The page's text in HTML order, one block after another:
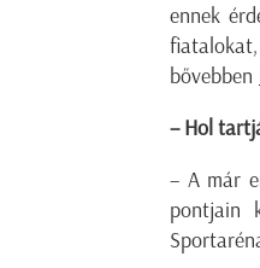
ennek
bővebben
– Hol
– A már
pontjain